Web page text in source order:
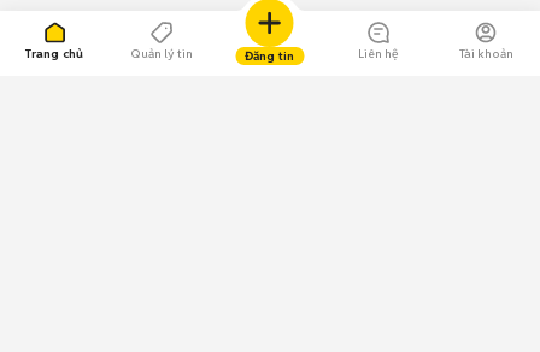
Trang chủ Quản lý tin Đăng tin Liên hệ Tài khoản